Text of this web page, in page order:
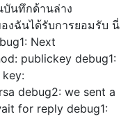
บันทึกด้านล่าง
งฉันได้รับการยอมรับ นี่
Next
publickey debug1:
key:
debug2: we sent a
for reply debug1: